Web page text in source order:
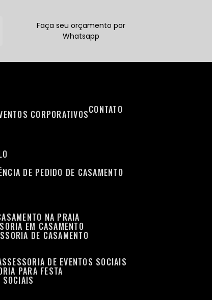
Faça seu orçamento por
Whatsapp
CORPORATIVOS CONTATO
DE PEDIDO DE CASAMENTO
NA PRAIA
EM CASAMENTO
DE CASAMENTO
ASSESSORIA DE EVENTOS SOCIAIS
PARA FESTA
SOCIAIS